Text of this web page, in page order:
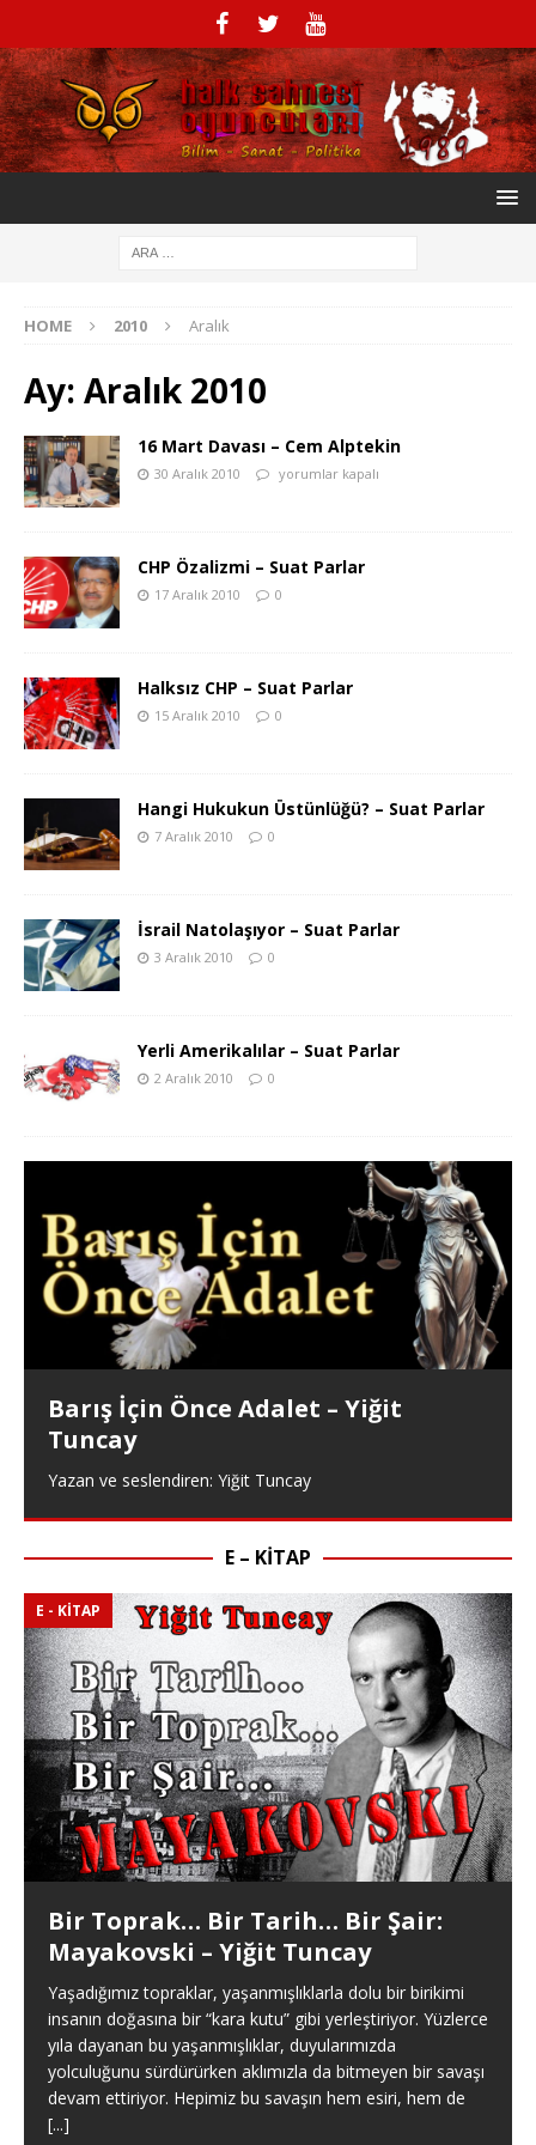
HOME 2010 Aralık
Ay: Aralık 2010
16 Mart Davası – Cem Alptekin
30 Aralık 2010 yorumlar kapalı
CHP Özalizmi – Suat Parlar
17 Aralık 2010 0
Halksız CHP – Suat Parlar
15 Aralık 2010 0
Hangi Hukukun Üstünlüğü? – Suat Parlar
7 Aralık 2010 0
İsrail Natolaşıyor – Suat Parlar
3 Aralık 2010 0
Yerli Amerikalılar – Suat Parlar
2 Aralık 2010 0
Barış İçin Önce Adalet – Yiğit
Tuncay
Yazan ve seslendiren: Yiğit Tuncay
E – KITAP
E - KITAP
Bir Toprak… Bir Tarih… Bir Şair:
Mayakovski – Yiğit Tuncay
Yaşadığımız topraklar, yaşanmışlıklarla dolu bir birikimi
insanın doğasına bir “kara kutu” gibi yerleştiriyor. Yüzlerce
yıla dayanan bu yaşanmışlıklar, duyularımızda
yolculuğunu sürdürürken aklımızla da bitmeyen bir savaşı
devam ettiriyor. Hepimiz bu savaşın hem esiri, hem de
[...]